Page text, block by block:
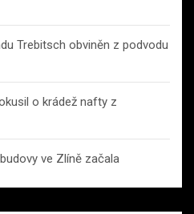
Trebitsch obviněn z podvodu
o krádež nafty z
ve Zlíně začala